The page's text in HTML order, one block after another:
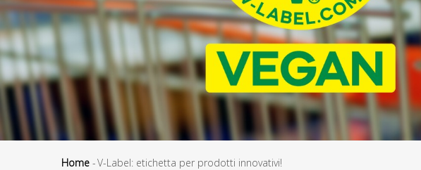
Home -V-Label: etichetta per prodotti innovativi!